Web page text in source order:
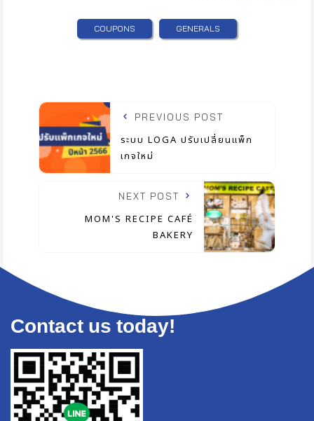
COUPONS GENERALS
PREVIOUS POST
ระบบ LOGA ปรับเปลี่ยนแพ็ก
เกจใหม่
NEXT POST
MOM'S RECIPE CAFÉ
BAKERY